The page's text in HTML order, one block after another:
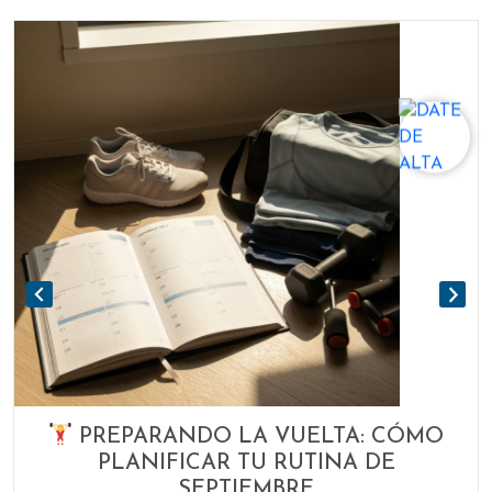
PREPARANDO LA VUELTA: CÓMO
PLANIFICAR TU RUTINA DE